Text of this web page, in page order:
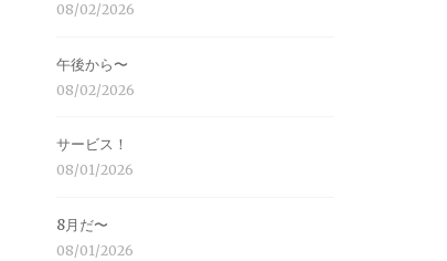
08/02/2026
午後から〜
08/02/2026
サービス！
08/01/2026
8月だ〜
08/01/2026